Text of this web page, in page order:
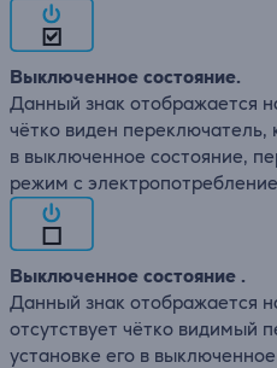
Выключенное состояние.
Данный знак отображается
чётко виден переключатель,
в выключенное состояние,
режим с
Выключенное состояние .
Данный знак отображается
отсутствует чётко видимый
установке его в